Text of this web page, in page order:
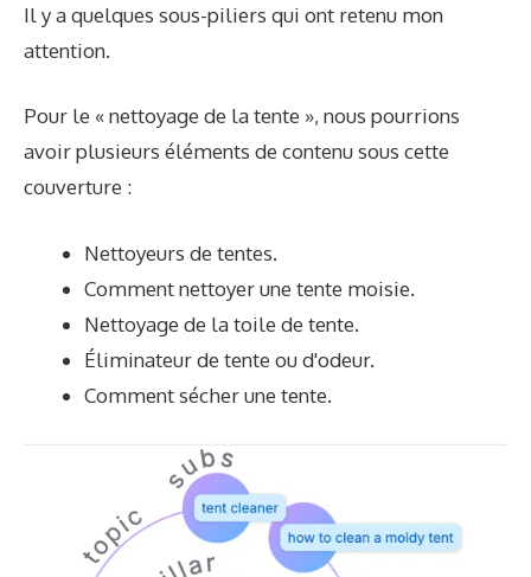
Il y a quelques sous-piliers qui ont retenu mon
attention.
Pour le « nettoyage de la tente », nous pourrions
avoir plusieurs éléments de contenu sous cette
couverture :
Nettoyeurs de tentes.
Comment nettoyer une tente moisie.
Nettoyage de la toile de tente.
Éliminateur de tente ou d'odeur.
Comment sécher une tente.